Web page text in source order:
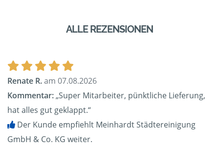
ALLE REZENSIONEN
Renate R.am 07.08.2026
Kommentar:„Super Mitarbeiter, pünktliche Lieferung,
hat alles gut geklappt.“
Der Kunde empfiehlt Meinhardt Städtereinigung
GmbH & Co. KG weiter.